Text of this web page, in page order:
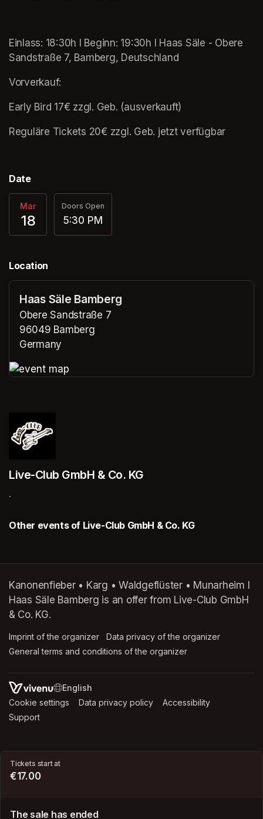
Einlass: 18:30h l Beginn: 19:30h l Haas Säle - Obere
Sandstraße 7, Bamberg, Deutschland
Vorverkauf:
Early Bird 17€ zzgl. Geb. (ausverkauft)
Reguläre Tickets 20€ zzgl. Geb. jetzt verfügbar
Date
Mar
18
Doors Open
5:30 PM
Location
Haas Säle Bamberg
Obere Sandstraße 7
96049 Bamberg
Germany
Tickets start at
€17.00
The sale has ended
Live-Club GmbH & Co. KG
.
Other events of Live-Club GmbH & Co. KG
Kanonenfieber • Karg • Waldgeflüster • Munarheim l
Haas Säle Bamberg is an offer from Live-Club GmbH
& Co. KG.
Imprint of the organizer (opens in a new tab)
Data privacy of the organizer
General terms and conditions of the organizer
SWITCH LANGUAGE
Cookie settings (opens in a new tab)
Data privacy policy (opens in a new tab)
Accessibility
Support